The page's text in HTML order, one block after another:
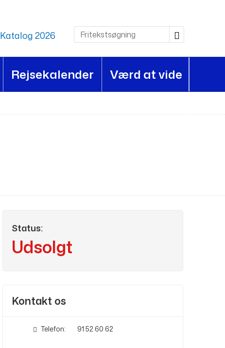
Katalog 2026
Rejsekalender Værd at vide
Status:
Udsolgt
Kontakt os
Telefon: 91 52 60 62